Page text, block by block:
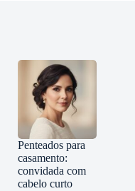
Penteados para
casamento:
convidada com
cabelo curto